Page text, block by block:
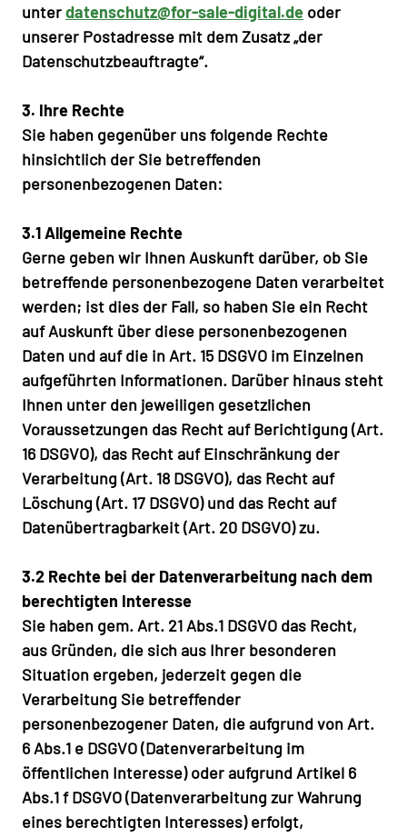
unterdatenschutz@for-sale-digital.de oder
unserer Postadresse mit dem Zusatz „der
Datenschutzbeauftragte“.
3. Ihre Rechte
Sie haben gegenüber uns folgende Rechte
hinsichtlich der Sie betreffenden
personenbezogenen Daten:
3.1 Allgemeine Rechte
Gerne geben wir Ihnen Auskunft darüber, ob Sie
betreffende personenbezogene Daten verarbeitet
werden; ist dies der Fall, so haben Sie ein Recht
auf Auskunft über diese personenbezogenen
Daten und auf die in Art. 15 DSGVO im Einzelnen
aufgeführten Informationen. Darüber hinaus steht
Ihnen unter den jeweiligen gesetzlichen
Voraussetzungen das Recht auf Berichtigung (Art.
16 DSGVO), das Recht auf Einschränkung der
Verarbeitung (Art. 18 DSGVO), das Recht auf
Löschung (Art. 17 DSGVO) und das Recht auf
Datenübertragbarkeit (Art. 20 DSGVO) zu.
3.2 Rechte bei der Datenverarbeitung nach dem
berechtigten Interesse
Sie haben gem. Art. 21 Abs.1 DSGVO das Recht,
aus Gründen, die sich aus Ihrer besonderen
Situation ergeben, jederzeit gegen die
Verarbeitung Sie betreffender
personenbezogener Daten, die aufgrund von Art.
6 Abs.1 e DSGVO (Datenverarbeitung im
öffentlichen Interesse) oder aufgrund Artikel 6
Abs.1 f DSGVO (Datenverarbeitung zur Wahrung
eines berechtigten Interesses) erfolgt,